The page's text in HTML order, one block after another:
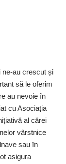
ne-au crescut și
să le oferim
au nevoie în
cu Asociația
al cărei
vârstnice
sau în
asigura